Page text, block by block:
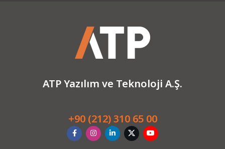
ATP Yazılım ve Teknoloji A.Ş.
+90 (212) 310 65 00